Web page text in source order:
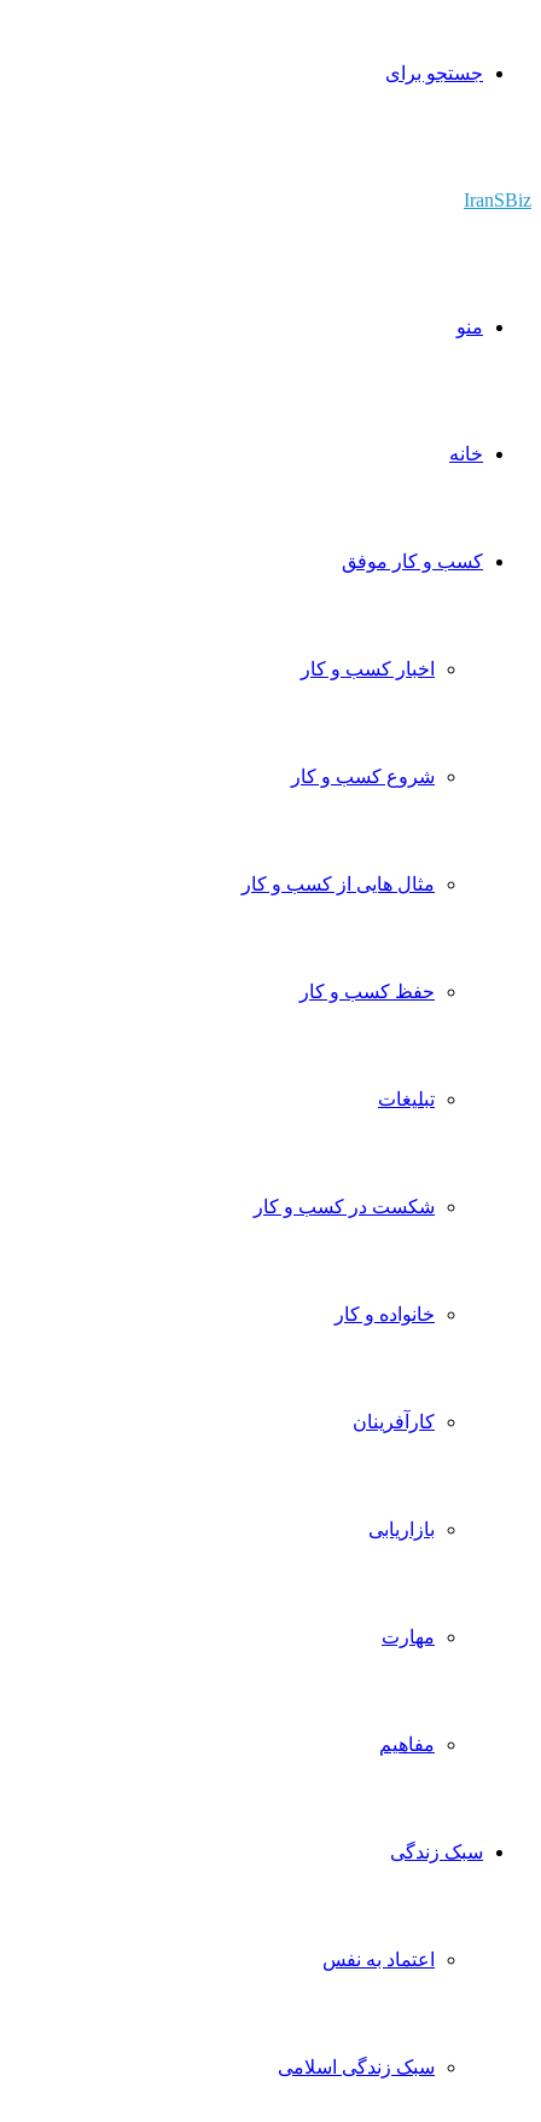
جستجو برای
IranSBiz
منو
خانه
کسب و کار موفق
اخبار کسب و کار
شروع کسب و کار
مثال هایی از کسب و کار
حفظ کسب و کار
تبلیغات
شکست در کسب و کار
خانواده و کار
کارآفرینان
بازاریابی
مهارت
مفاهیم
سبک زندگی
اعتماد به نفس
سبک زندگی اسلامی